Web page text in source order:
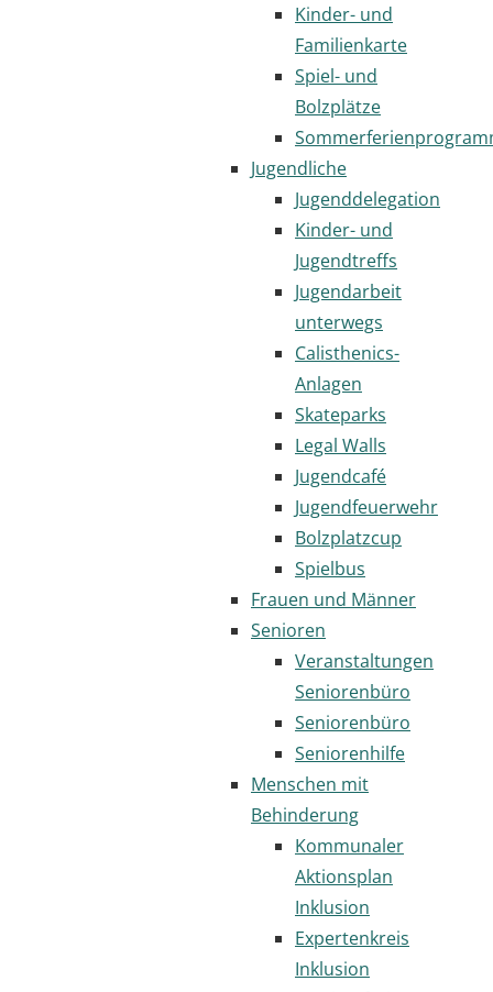
Kinder- und
Familienkarte
Spiel- und
Bolzplätze
Jugendliche
Jugenddelegation
Kinder- und
Jugendtreffs
Jugendarbeit
unterwegs
Calisthenics-
Anlagen
Skateparks
Legal Walls
Jugendcafé
Jugendfeuerwehr
Bolzplatzcup
Spielbus
Frauen und Männer
Senioren
Veranstaltungen
Seniorenbüro
Seniorenbüro
Seniorenhilfe
Menschen mit
Behinderung
Kommunaler
Aktionsplan
Inklusion
Expertenkreis
Inklusion